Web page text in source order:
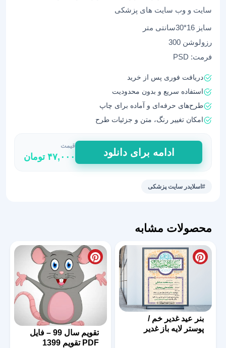
سایت و وب سایت های پزشکی
سایز 16*30سانتی متر
رزولوشن 300
فرمت: PSD
دریافت فوری پس از خرید
استفاده سریع و بدون محدودیت
طرح‌های حرفه‌ای و آماده برای چاپ
امکان تغییر رنگ، متن و جزئیات طرح
طرح
اسلایدر
برای
سایت
ادامه برای دانلود
قیمت
۴۷,۰۰۰ تومان
#اسلایدر سایت پزشکی
محصولات مشابه
بنر عید غدیر خم /
پوستر لایه باز غدیر
تقویم سال 99 – فایل
PDF تقویم 1399